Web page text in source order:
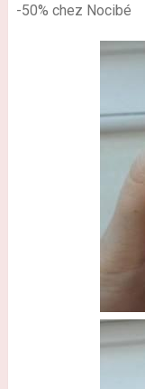
-50% chez Nocibé